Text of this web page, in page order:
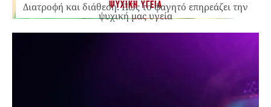
ΨΥΧΙΚΗ ΥΓΕΙΑ
Διατροφή και διάθεση: Πώς το φαγητό επηρεάζει την
ψυχική μας υγεία